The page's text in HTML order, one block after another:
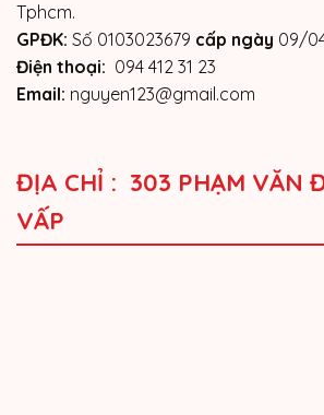
Tphcm.
GPĐK: Số 0103023679 cấp ngày 09/
Điện thoại: 094 412 31 23
Email: nguyen123@gmail.com
ĐỊA CHỈ : 303 PHẠM VĂN
VẤP